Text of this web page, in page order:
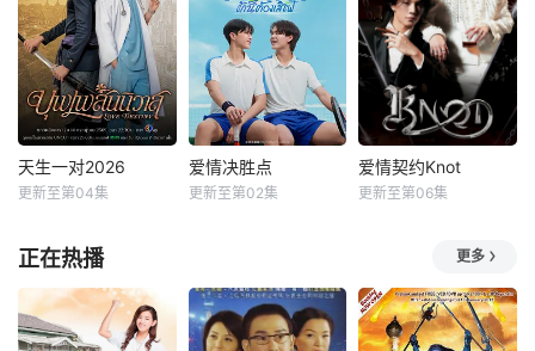
天生一对2026
更新至第04集
爱情决胜点
更新至第02集
爱情契约Knot
更新至第06集
正在热播 更多